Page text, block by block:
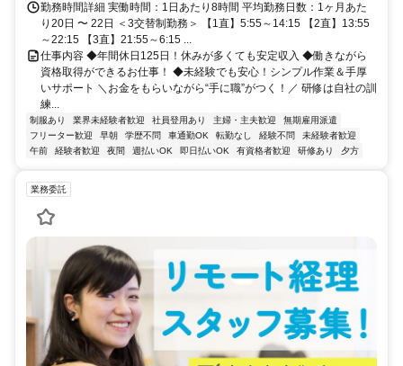
勤務時間詳細 実働時間：1日あたり8時間 平均勤務日数：1ヶ月あた
り20日 〜 22日 ＜3交替制勤務＞ 【1直】5:55～14:15 【2直】13:55
～22:15 【3直】21:55～6:15 ...
仕事内容 ◆年間休日125日！休みが多くても安定収入 ◆働きながら
資格取得ができるお仕事！ ◆未経験でも安心！シンプル作業＆手厚
いサポート ＼お金をもらいながら“手に職”がつく！／ 研修は自社の訓
練...
制服あり 業界未経験者歓迎 社員登用あり 主婦・主夫歓迎
無期雇用派遣
フリーター歓迎
早朝 学歴不問 車通勤OK 転勤なし 経験不問
未経験者歓迎
午前
経験者歓迎 夜間 週払いOK 即日払いOK 有資格者歓迎 研修あり 夕方
業務委託